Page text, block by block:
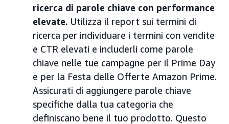
ricerca di parole chiave con performance
elevate. Utilizza il report sui termini di
ricerca per individuare i termini con vendite
e CTR elevati e includerli come parole
chiave nelle tue campagne per il Prime Day
e per la Festa delle Offerte Amazon Prime.
Assicurati di aggiungere parole chiave
specifiche dalla tua categoria che
definiscano bene il tuo prodotto. Questo